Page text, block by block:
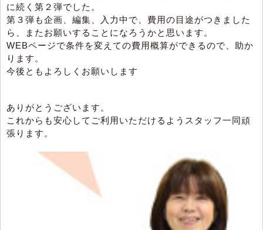
に続く第２弾でした。
第３弾も企画、編集、入力中で、費用の目途がつきました
ら、またお願いすることになろうかと思います。
WEBページで条件を変えての費用概算ができるので、助か
ります。
今後ともよろしくお願いします
ありがとうございます。
これからも安心してご利用いただけるようスタッフ一同頑
張ります。